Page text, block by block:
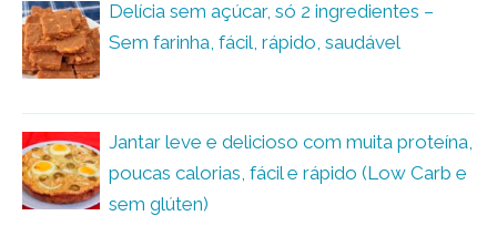
Delícia sem açúcar, só 2 ingredientes –
Sem farinha, fácil, rápido, saudável
Jantar leve e delicioso com muita proteína,
poucas calorias, fácil e rápido (Low Carb e
sem glúten)